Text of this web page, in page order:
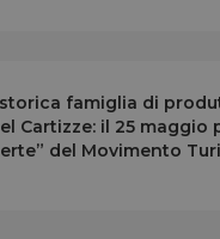
famiglia di
Cartizze: il 25 maggio
del Movimento